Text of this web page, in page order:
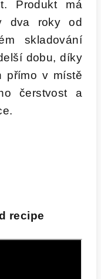
Produkt má
dva roky od
skladování
dobu, díky
přímo v místě
čerstvost a
recipe